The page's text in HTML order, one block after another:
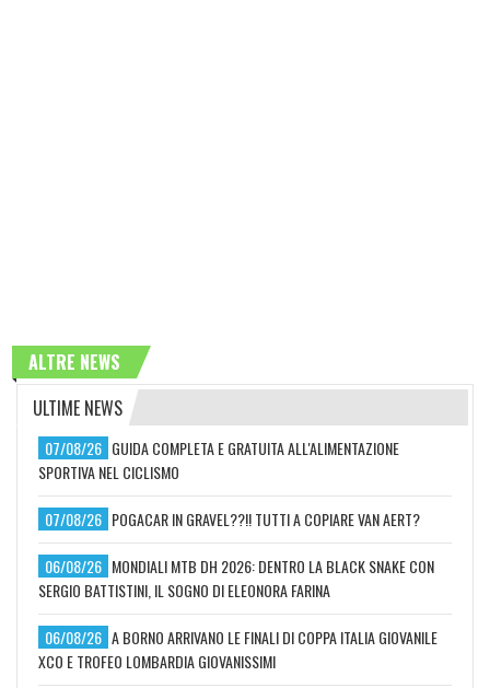
ALTRE NEWS
ULTIME NEWS
07/08/26 GUIDA COMPLETA E GRATUITA ALL'ALIMENTAZIONE
SPORTIVA NEL CICLISMO
07/08/26 POGACAR IN GRAVEL??!! TUTTI A COPIARE VAN AERT?
06/08/26 MONDIALI MTB DH 2026: DENTRO LA BLACK SNAKE CON
SERGIO BATTISTINI, IL SOGNO DI ELEONORA FARINA
06/08/26 A BORNO ARRIVANO LE FINALI DI COPPA ITALIA GIOVANILE
XCO E TROFEO LOMBARDIA GIOVANISSIMI